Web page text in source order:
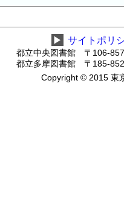
▶ サイトポリ
都立中央図書館 〒106-
都立多摩図書館 〒185-
Copyright © 2015 東